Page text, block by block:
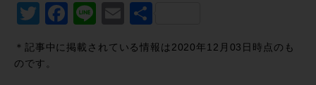
Twitter
Facebook
LineEmail
＊記事中に掲載されている情報は2020年12月03日時点のも
のです。